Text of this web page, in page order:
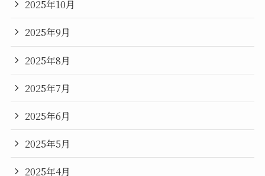
2025年10月
2025年9月
2025年8月
2025年7月
2025年6月
2025年5月
2025年4月